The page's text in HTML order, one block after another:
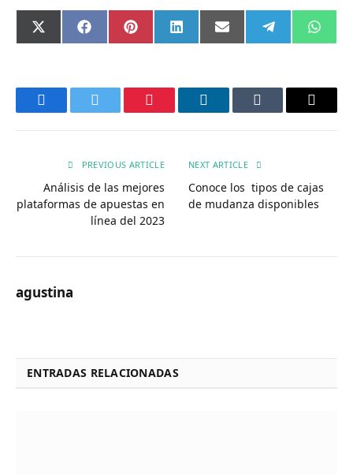
Compartir
en
X
(Twitter)
Compartir
en
FacebookCompartir
en
PinterestCompartir
en
LinkedInCompartir
en
Email Compartir
en
Telegram
en
FacebookTwitter Pinterest LinkedInTumblr Email
PREVIOUS ARTICLE
Análisis de las mejores
plataformas de apuestas en
línea del 2023
NEXT ARTICLE
Conoce los tipos de cajas
de mudanza disponibles
agustina
ENTRADAS RELACIONADAS